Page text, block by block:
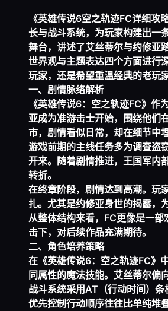
《英雄传说6空之轨迹FC详细
长与战斗系统，为玩家构建出一
舞台，讲述了艾丝蒂尔与约修亚
世界观与主题表达四个方面进行
玩家，还是希望重温经典的老玩
一、剧情脉络解析
《英雄传说6：空之轨迹FC》
亚成为准游击士开始，围绕他们
市，剧情看似日常，却在细节中
游戏前期的主线任务多为调查盗
开来。随着剧情推进，王国军内
转折。
在终章阶段，剧情达到高潮。玩
扎。尤其是约修亚身世的揭露，
从整体结构来看，FC更像是一
击下，对后续作品充满期待。
二、角色培养策略
在《英雄传说6：空之轨迹FC》
同属性的魔法技能。艾丝蒂尔偏
战斗系统采用AT（行动时间）条
优先控制行动顺序往往比单纯堆